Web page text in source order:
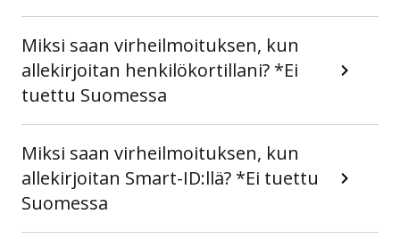
Miksi saan virheilmoituksen, kun
allekirjoitan henkilökortillani? *Ei
tuettu Suomessa
Miksi saan virheilmoituksen, kun
allekirjoitan Smart-ID:llä? *Ei tuettu
Suomessa